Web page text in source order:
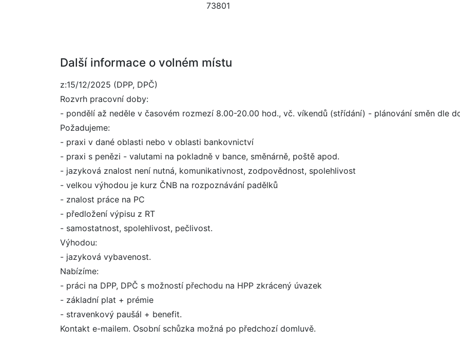
73801
Další informace o volném místu
z:15/12/2025 (DPP, DPČ)
Rozvrh pracovní doby:
- pondělí až neděle v časovém rozmezí 8.00-20.00 hod., vč. víkendů (střídání) - plánování směn dle
Požadujeme:
- praxi v dané oblasti nebo v oblasti bankovnictví
- praxi s penězi - valutami na pokladně v bance, směnárně, poště apod.
- jazyková znalost není nutná, komunikativnost, zodpovědnost, spolehlivost
- velkou výhodou je kurz ČNB na rozpoznávání padělků
- znalost práce na PC
- předložení výpisu z RT
- samostatnost, spolehlivost, pečlivost.
Výhodou:
- jazyková vybavenost.
Nabízíme:
- práci na DPP, DPČ s možností přechodu na HPP zkrácený úvazek
- základní plat + prémie
- stravenkový paušál + benefit.
Kontakt e-mailem. Osobní schůzka možná po předchozí domluvě.